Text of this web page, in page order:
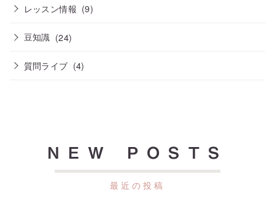
レッスン情報 (9)
豆知識 (24)
質問ライブ (4)
NEW POSTS